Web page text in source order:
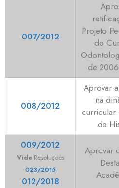
007/2012
Projeto
do
de
008/2012
Aprovar
na
curricular
de
009/2012
VideResoluções
023/2015
012/2018
Aprovar